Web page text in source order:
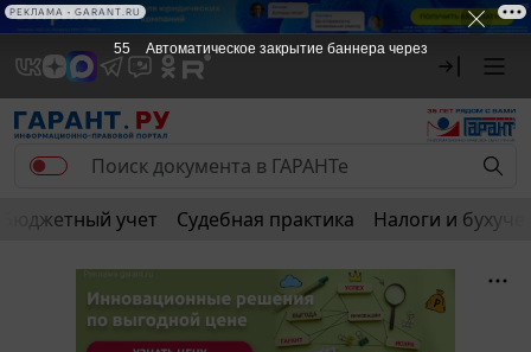
Бюджетный учет Судебная практика Налоги и
55 Автоматическое закрытие баннера через
РЕКЛАМА • GARANT.RU